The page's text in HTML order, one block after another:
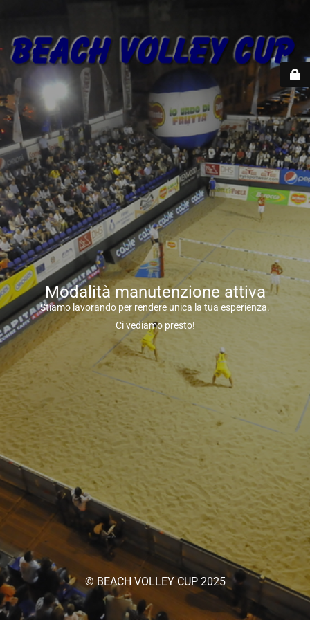
Modalità manutenzione attiva
Stiamo lavorando per rendere unica la tua esperienza.
Ci vediamo presto!
© BEACH VOLLEY CUP 2025